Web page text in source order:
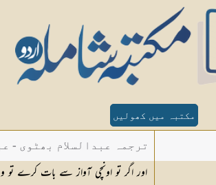
مکتبہ میں کھولیں
ترجمہ عبدالسلام بھٹوی -
اور اگر تو اونچی آواز سے بات کرے تو